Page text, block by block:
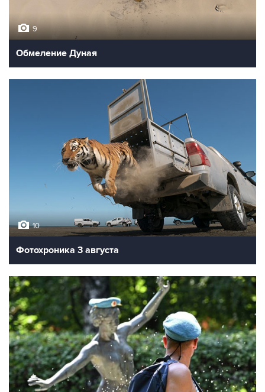
9
Обмеление Дуная
10
Фотохроника 3 августа